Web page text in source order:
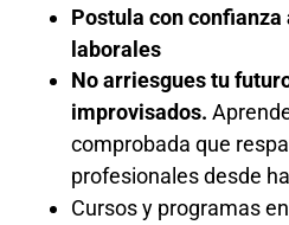
Postula con
laborales
No arriesgues tu
improvisados.
comprobada que
profesionales desde
Cursos y programas